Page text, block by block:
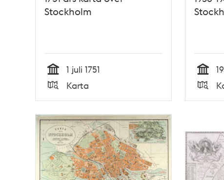
Stockholm
Tid
1 juli 1751
Karta Tid